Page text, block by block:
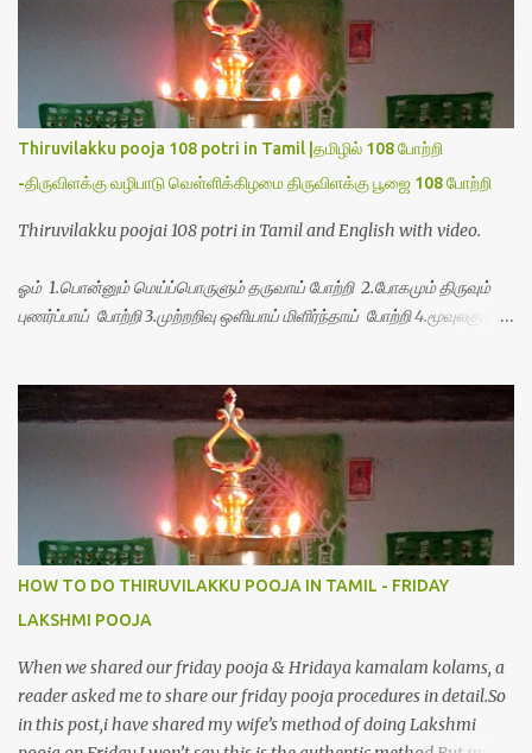
Thiruvilakku pooja 108 potri in Tamil |தமிழில் 108 போற்றி
-திருவிளக்கு வழிபாடு வெள்ளிக்கிழமை திருவிளக்கு பூஜை 108 போற்றி
Thiruvilakku poojai 108 potri in Tamil and English with video.
ஓம் 1.பொன்னும் மெய்ப்பொருளும் தருவாய் போற்றி 2.போகமும் திருவும்
புணர்ப்பாய் போற்றி 3.முற்றறிவு ஒளியாய் மிளிர்ந்தாய் போற்றி 4.மூவுலகும்
8.பிறர்வயமாகா பெரியோய் போற்றி 9.பேரின்பப் பெருக்காய் பொலிந்தாய்
போற்றி 10.பேரருட்கடலாம் பேரரு...
HOW TO DO THIRUVILAKKU POOJA IN TAMIL - FRIDAY
LAKSHMI POOJA
When we shared our friday pooja & Hridaya kamalam kolams, a
reader asked me to share our friday pooja procedures in detail.So
in this post,i have shared my wife’s method of doing Lakshmi